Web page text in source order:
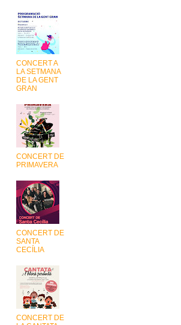
CONCERT A
LA SETMANA
DE LA GENT
GRAN
CONCERT DE
PRIMAVERA
CONCERT DE
SANTA
CECÍLIA
CONCERT DE